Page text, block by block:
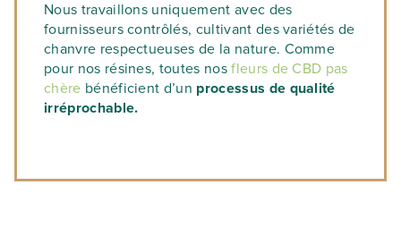
Nous travaillons uniquement avec des
fournisseurs contrôlés, cultivant des variétés de
chanvre respectueuses de la nature. Comme
pour nos résines, toutes nosfleurs de CBD pas
chère bénéficient d’un processus de qualité
irréprochable.